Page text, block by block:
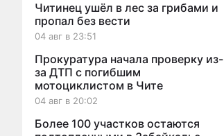
Читинец ушёл в лес за грибами и
пропал без вести
04 авг в 23:51
Прокуратура начала проверку из-
за ДТП с погибшим
мотоциклистом в Чите
04 авг в 20:02
Более 100 участков остаются